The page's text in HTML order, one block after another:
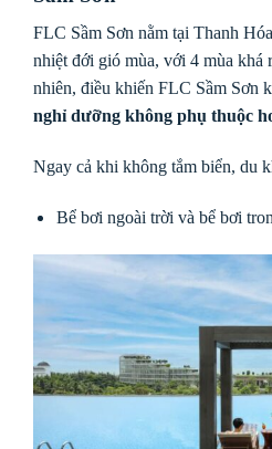
FLC Sầm Sơn nằm tại Thanh
nhiệt đới gió mùa, với 4 mùa khá
nhiên, điều khiến FLC Sầm Sơn
nghỉ dưỡng không phụ thuộc
Ngay cả khi không tắm biển, du
Bể bơi ngoài trời và bể bơi